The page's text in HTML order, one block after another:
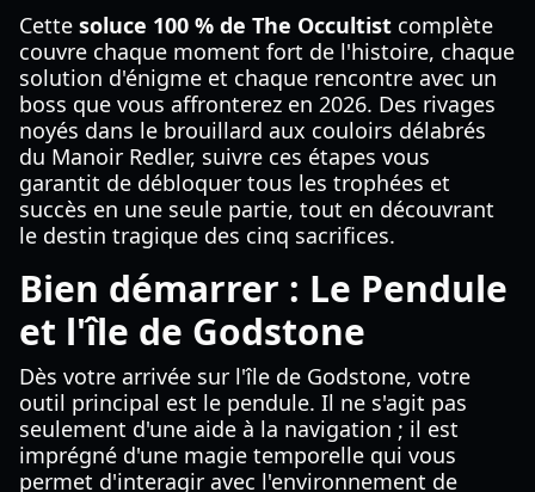
Cette soluce 100 % de The Occultist complète
couvre chaque moment fort de l'histoire, chaque
solution d'énigme et chaque rencontre avec un
boss que vous affronterez en 2026. Des rivages
noyés dans le brouillard aux couloirs délabrés
du Manoir Redler, suivre ces étapes vous
garantit de débloquer tous les trophées et
succès en une seule partie, tout en découvrant
le destin tragique des cinq sacrifices.
Bien démarrer : Le Pendule
et l'île de Godstone
Dès votre arrivée sur l'île de Godstone, votre
outil principal est le pendule. Il ne s'agit pas
seulement d'une aide à la navigation ; il est
imprégné d'une magie temporelle qui vous
permet d'interagir avec l'environnement de